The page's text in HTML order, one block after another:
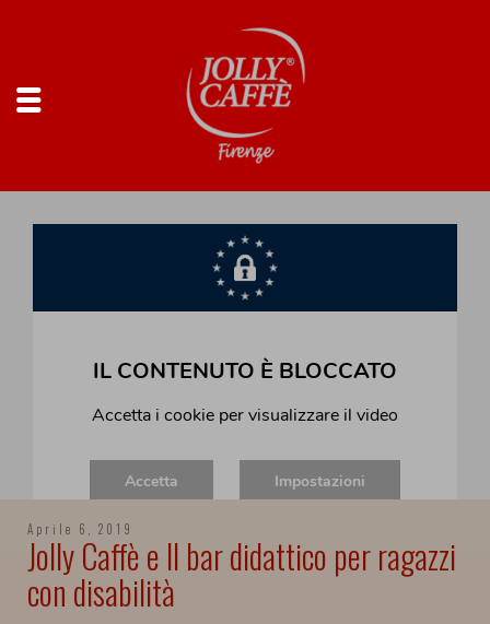
Aprile 6, 2019
Jolly Caffè e Il bar didattico per ragazzi
con disabilità